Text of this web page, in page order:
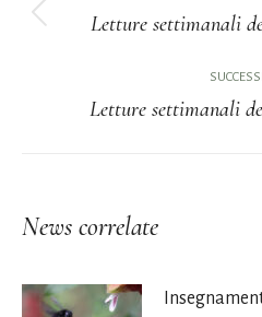
tra
Letture settimanali
Letture settimanali
News correlate